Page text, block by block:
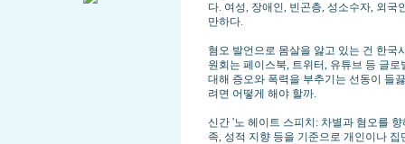
다. 여성, 장애인, 빈곤층, 성소수자, 외
만하다.
혐오 발언으로 몸살을 앓고 있는 건 한국
원회는 페이스북, 트위터, 유튜브 등 글
대해 증오와 폭력을 부추기는 선동이 들
려면 어떻게 해야 할까.
신간 '노 헤이트 스피치: 차별과 혐오를
족, 성적 지향 등을 기준으로 개인이나